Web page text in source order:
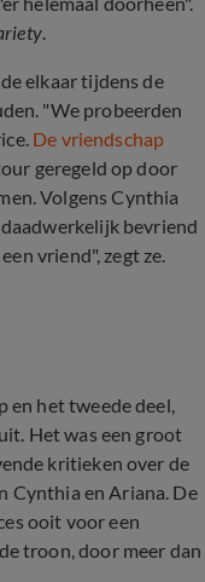
.
elkaar tijdens de
"We probeerden
De vriendschap
geregeld op door
Volgens Cynthia
bevriend
vriend", zegt ze.
in première
en het tweede deel,
Het was een groot
kritieken over de
Cynthia en Ariana. De
ooit voor een
troon, door meer dan